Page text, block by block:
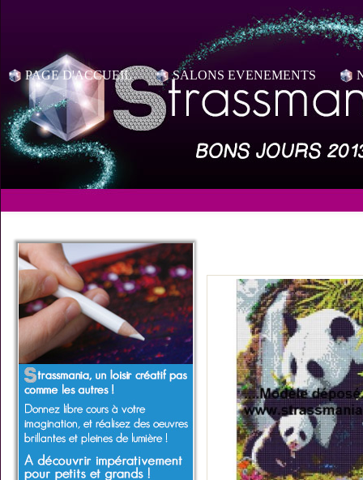
PAGE D'ACCUEIL SALONS EVENEMENTS